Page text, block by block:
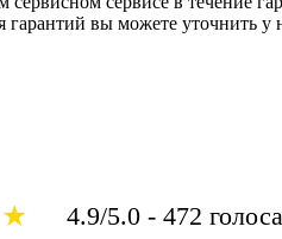
гарантий вы можете уточнить у
4.9/5.0 - 472 голоса